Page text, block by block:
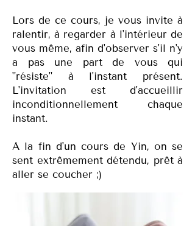
Lors de ce cours, je vous invite à
ralentir, à regarder à l'intérieur de
vous même, afin d'observer s'il n'y
a pas une part de vous qui
"résiste" à l'instant présent.
L'invitation est d'accueillir
inconditionnellement chaque
instant.
À la fin d'un cours de Yin, on se
sent extrêmement détendu, prêt à
aller se coucher ;)